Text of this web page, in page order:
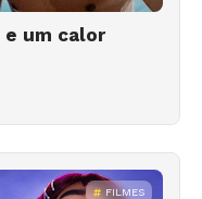
e um calor
FILMES